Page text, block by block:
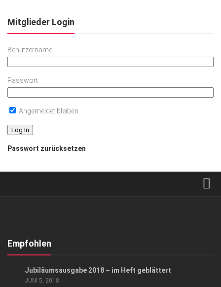
Mitglieder Login
Benutzername
Passwort
Angemeldet bleiben
Passwort zurücksetzen
Kontakt, Impressum
Empfohlen
Jubiläumsausgabe 2018 – im Heft geblättert
JUNI 5, 2018